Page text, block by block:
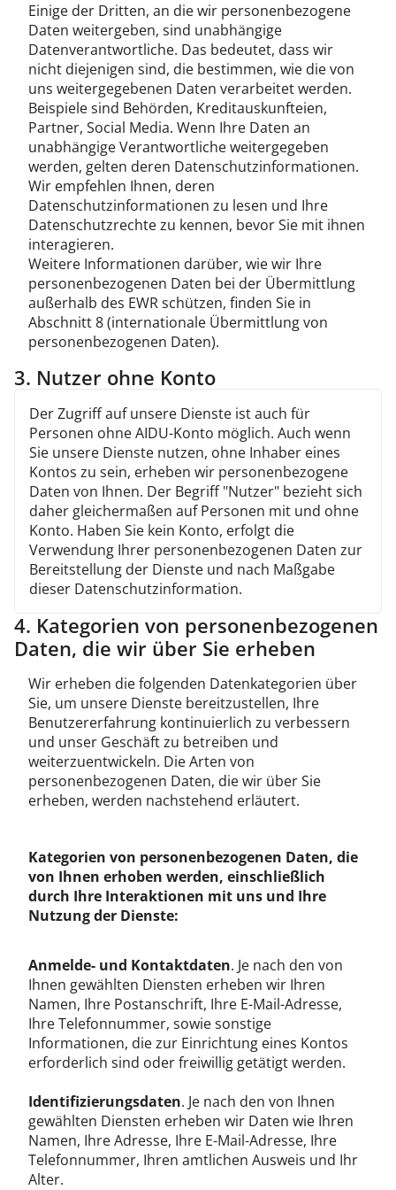
Einige der Dritten, an die wir personenbezogene
Daten weitergeben, sind unabhängige
Datenverantwortliche. Das bedeutet, dass wir
nicht diejenigen sind, die bestimmen, wie die von
uns weitergegebenen Daten verarbeitet werden.
Beispiele sind Behörden, Kreditauskunfteien,
Partner, Social Media. Wenn Ihre Daten an
unabhängige Verantwortliche weitergegeben
werden, gelten deren Datenschutzinformationen.
Wir empfehlen Ihnen, deren
Datenschutzinformationen zu lesen und Ihre
Datenschutzrechte zu kennen, bevor Sie mit ihnen
interagieren.
Weitere Informationen darüber, wie wir Ihre
personenbezogenen Daten bei der Übermittlung
außerhalb des EWR schützen, finden Sie in
Abschnitt 8 (internationale Übermittlung von
personenbezogenen Daten).
3. Nutzer ohne Konto
Der Zugriff auf unsere Dienste ist auch für
Personen ohne AIDU-Konto möglich. Auch wenn
Sie unsere Dienste nutzen, ohne Inhaber eines
Kontos zu sein, erheben wir personenbezogene
Daten von Ihnen. Der Begriff "Nutzer" bezieht sich
daher gleichermaßen auf Personen mit und ohne
Konto. Haben Sie kein Konto, erfolgt die
Verwendung Ihrer personenbezogenen Daten zur
Bereitstellung der Dienste und nach Maßgabe
dieser Datenschutzinformation.
4. Kategorien von personenbezogenen
Daten, die wir über Sie erheben
Wir erheben die folgenden Datenkategorien über
Sie, um unsere Dienste bereitzustellen, Ihre
Benutzererfahrung kontinuierlich zu verbessern
und unser Geschäft zu betreiben und
weiterzuentwickeln. Die Arten von
personenbezogenen Daten, die wir über Sie
erheben, werden nachstehend erläutert.
Kategorien von personenbezogenen Daten, die
von Ihnen erhoben werden, einschließlich
durch Ihre Interaktionen mit uns und Ihre
Nutzung der Dienste:
Anmelde- und Kontaktdaten. Je nach den von
Ihnen gewählten Diensten erheben wir Ihren
Namen, Ihre Postanschrift, Ihre E-Mail-Adresse,
Ihre Telefonnummer, sowie sonstige
Informationen, die zur Einrichtung eines Kontos
erforderlich sind oder freiwillig getätigt werden.
Identifizierungsdaten. Je nach den von Ihnen
gewählten Diensten erheben wir Daten wie Ihren
Namen, Ihre Adresse, Ihre E-Mail-Adresse, Ihre
Telefonnummer, Ihren amtlichen Ausweis und Ihr
Alter.